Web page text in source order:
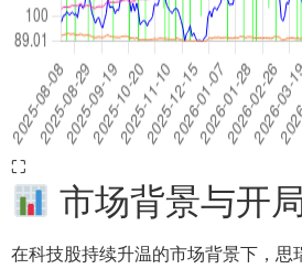
⛶
市场背景与开
在科技股持续升温的市场背景下，